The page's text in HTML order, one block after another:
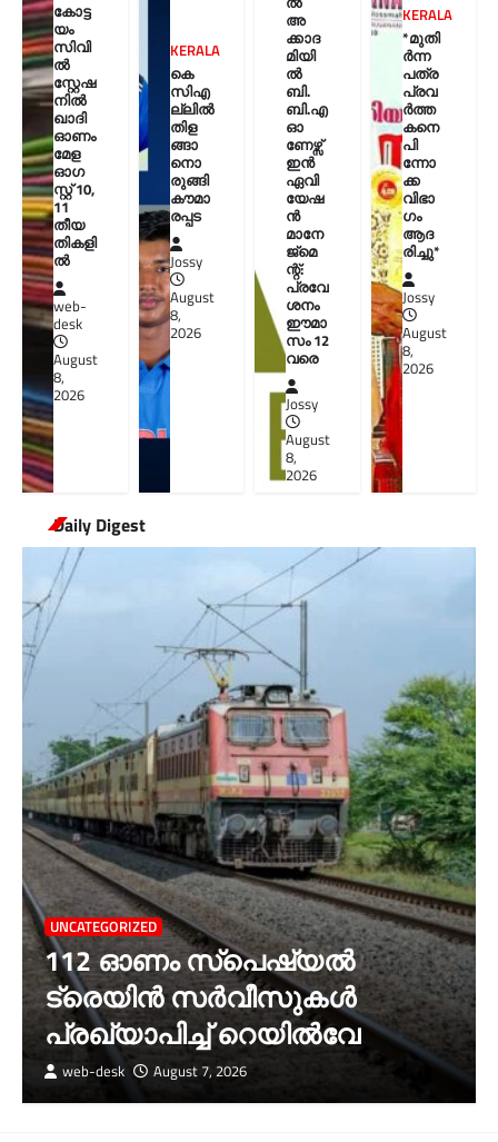
കോട്ട
യം
സിവി
ൽ
സ്റ്റേഷ
നിൽ
ഖാദി
ഓണം
മേള
ഓഗ
സ്റ്റ് 10,
11
തീയ
തികളി
ല്‍
web-
desk
August
8,
2026
KERALA
കെ
സിഎ
ല്ലിൽ
തിള
ങ്ങാ
നൊ
രുങ്ങി
കൗമാ
രപ്പട
Jossy
August
8,
2026
അ
ക്കാദ
മിയി
ൽ
ബി.
ബി.എ
ഓ
ണേഴ്സ്
ഇൻ
ഏവി
യേഷ
ൻ
മാനേ
ജ്മെ
ന്റ്:
പ്രവേ
ശനം
ഈമാ
സം 12
വരെ
Jossy
August
8,
2026
KERALA
*മുതി
ർന്ന
പത്ര
പ്രവ
ർത്ത
കനെ
പി
ന്നോ
ക്ക
വിഭാ
ഗം
ആദ
രിച്ചു*
Jossy
August
8,
2026
Daily Digest
UNCATEGORIZED
112 ഓണം സ്പെഷ്യൽ
ട്രെയിൻ സർവീസുകൾ
പ്രഖ്യാപിച്ച് റെയിൽവേ
web-desk August 7, 2026